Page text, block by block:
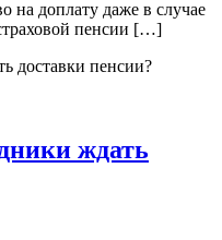
на доплату даже в случае
пенсии […]
ждать